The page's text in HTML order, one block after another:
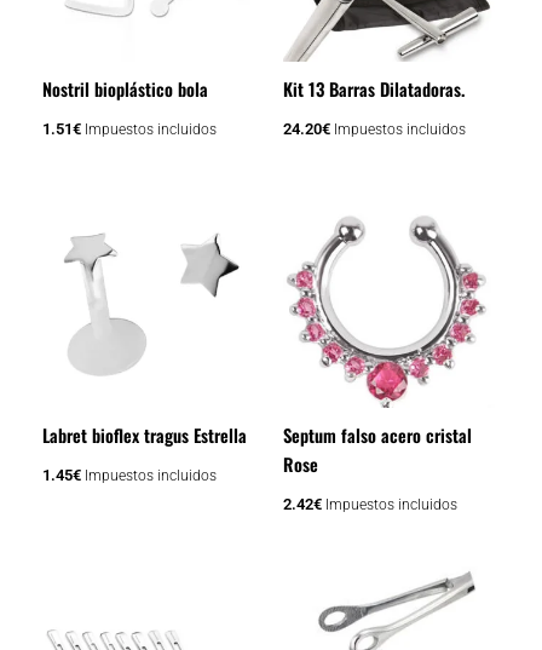
Nostril bioplástico bola
1.51€ Impuestos incluidos
Kit 13 Barras Dilatadoras.
24.20€ Impuestos incluidos
Labret bioflex tragus Estrella
1.45€ Impuestos incluidos
Septum falso acero cristal
Rose
2.42€ Impuestos incluidos
de
precios:
desde
producto
tiene